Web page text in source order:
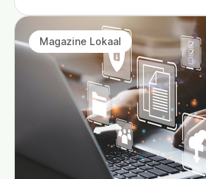
Magazine Lokaal